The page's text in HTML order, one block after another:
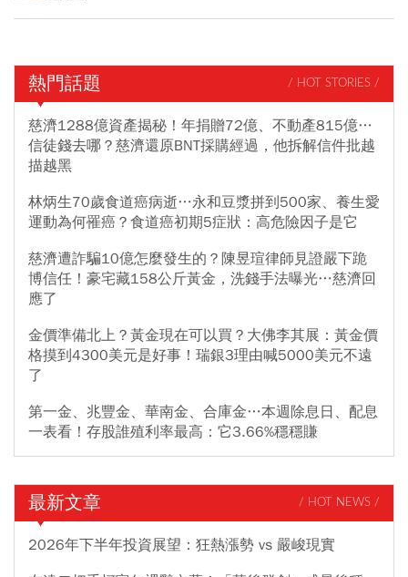
熱門話題 / HOT STORIES /
慈濟1288億資產揭秘！年捐贈72億、不動產815億…
信徒錢去哪？慈濟還原BNT採購經過，他拆解信件批越
描越黑
林炳生70歲食道癌病逝…永和豆漿拼到500家、養生愛
運動為何罹癌？食道癌初期5症狀：高危險因子是它
慈濟遭詐騙10億怎麼發生的？陳昱瑄律師見證嚴下跪
博信任！豪宅藏158公斤黃金，洗錢手法曝光…慈濟回
應了
金價準備北上？黃金現在可以買？大佛李其展：黃金價
格摸到4300美元是好事！瑞銀3理由喊5000美元不遠
了
第一金、兆豐金、華南金、合庫金…本週除息日、配息
一表看！存股誰殖利率最高：它3.66%穩穩賺
最新文章 / HOT NEWS /
2026年下半年投資展望：狂熱漲勢 vs 嚴峻現實